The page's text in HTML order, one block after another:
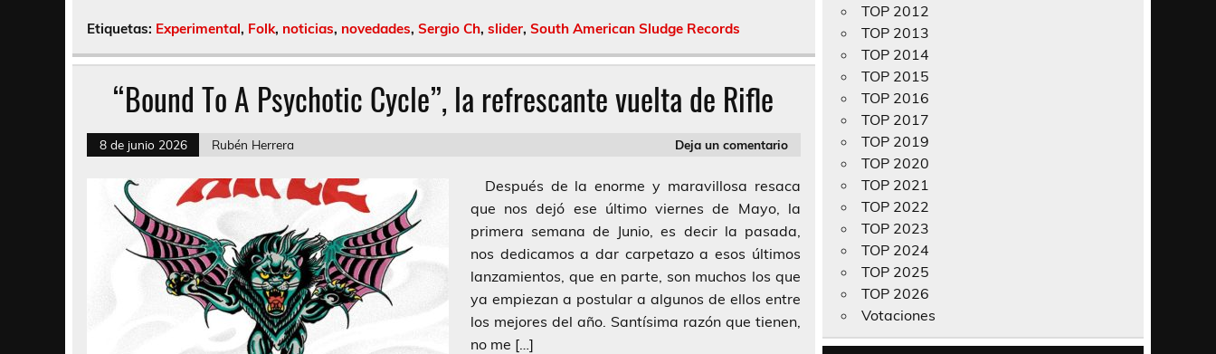
Etiquetas: Experimental, Folk, noticias, novedades, Sergio Ch, slider, South American Sludge Records
“Bound To A Psychotic Cycle”, la refrescante vuelta de Rifle
8 de junio 2026 Rubén Herrera Deja un comentario
Después de la enorme y maravillosa resaca
que nos dejó ese último viernes de Mayo, la
primera semana de Junio, es decir la pasada,
nos dedicamos a dar carpetazo a esos últimos
lanzamientos, que en parte, son muchos los que
ya empiezan a postular a algunos de ellos entre
los mejores del año. Santísima razón que tienen,
no me […]
TOP 2012
TOP 2013
TOP 2014
TOP 2015
TOP 2016
TOP 2017
TOP 2019
TOP 2020
TOP 2021
TOP 2022
TOP 2023
TOP 2024
TOP 2025
TOP 2026
Votaciones